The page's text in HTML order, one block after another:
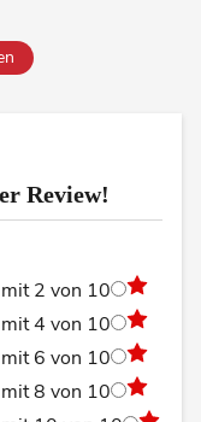
Review!
2 von 10
4 von 10
6 von 10
8 von 10